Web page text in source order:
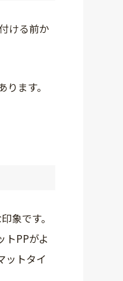
ける前か
ます。
象です。
トPPがよ
ットタイ